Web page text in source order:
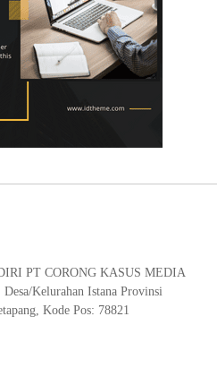
PT CORONG KASUS MEDIA
Kelurahan Istana Provinsi
Kode Pos: 78821